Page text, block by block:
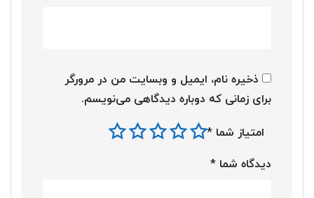
ذخیره نام، ایمیل و وبسایت من در مرورگر
برای زمانی که دوباره دیدگاهی می‌نویسم.
امتیاز شما *
دیدگاه شما *